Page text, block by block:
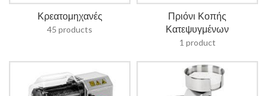
Κρεατομηχανές
45 products
Πριόνι Κοπής
Κατεψυγμένων
1 product